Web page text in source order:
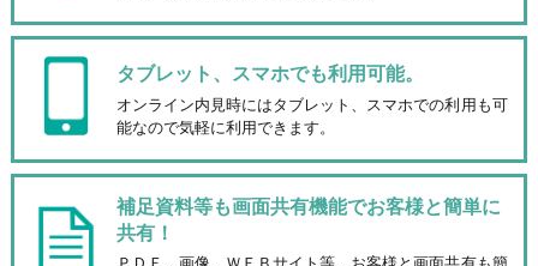
タブレット、スマホでも利用可能。
オンライン内見時にはタブレット、スマホでの利用も可
能なので気軽に利用できます。
補足資料等も画面共有機能でお客様と簡単に
共有！